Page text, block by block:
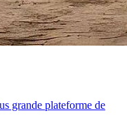
grande plateforme de